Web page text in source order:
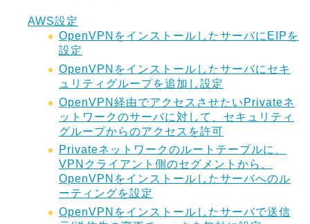
AWS設定
OpenVPNをインストールしたサーバにEIPを
設定
OpenVPNをインストールしたサーバにセキ
ュリティグループを追加し設定
OpenVPN経由でアクセスさせたいPrivateネ
ットワークのサーバに対して、セキュリティ
グループからのアクセスを許可
Privateネットワークのルートテーブルに、
VPNクライアント側のセグメントから、
OpenVPNをインストールしたサーバへのル
ーティングを設定
OpenVPNをインストールしたサーバで送信